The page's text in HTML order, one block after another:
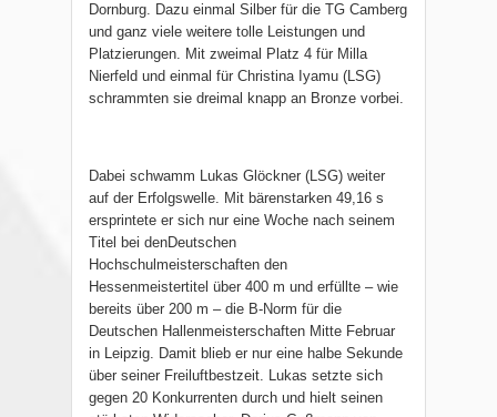
Dornburg. Dazu einmal Silber für die TG Camberg
und ganz viele weitere tolle Leistungen und
Platzierungen. Mit zweimal Platz 4 für Milla
Nierfeld und einmal für Christina Iyamu (LSG)
schrammten sie dreimal knapp an Bronze vorbei.
Dabei schwamm Lukas Glöckner (LSG) weiter
auf der Erfolgswelle. Mit bärenstarken 49,16 s
ersprintete er sich nur eine Woche nach seinem
Titel bei denDeutschen
Hochschulmeisterschaften den
Hessenmeistertitel über 400 m und erfüllte – wie
bereits über 200 m – die B-Norm für die
Deutschen Hallenmeisterschaften Mitte Februar
in Leipzig. Damit blieb er nur eine halbe Sekunde
über seiner Freiluftbestzeit. Lukas setzte sich
gegen 20 Konkurrenten durch und hielt seinen